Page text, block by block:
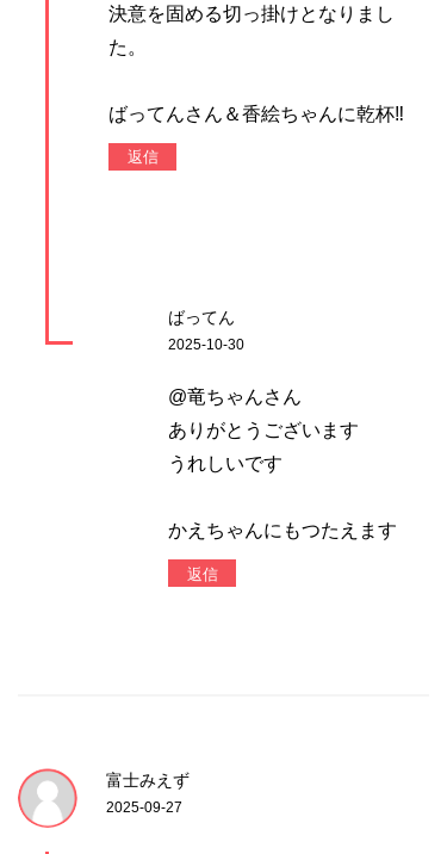
決意を固める切っ掛けとなりまし
た。
ばってんさん＆香絵ちゃんに乾杯‼
返信
ばってん
2025-10-30
@竜ちゃんさん
ありがとうございます
うれしいです
かえちゃんにもつたえます
返信
富士みえず
2025-09-27